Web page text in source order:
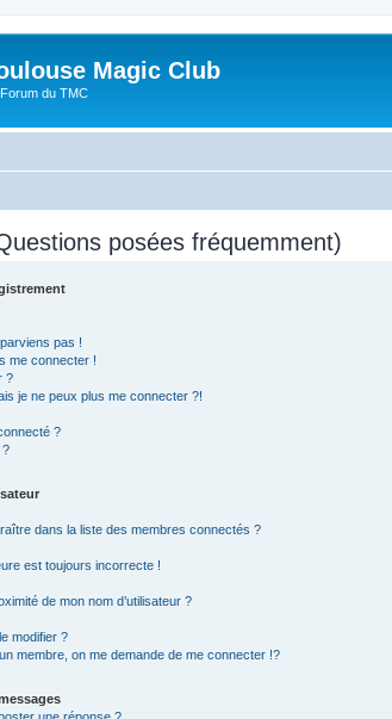
Magic Club
du TMC
posées fréquemment)
pas !
me connecter !
?
je ne peux plus me connecter ?!
?
?
dans la liste des membres connectés ?
est toujours incorrecte !
de mon nom d’utilisateur ?
modifier ?
membre, on me demande de me connecter !?
une réponse ?